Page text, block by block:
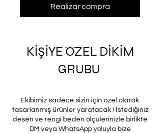
Realizar compra
KİŞİYE ÖZEL DİKİM
GRUBU
Ekibimiz sadece sizin için özel olarak
tasarlanmış ürünler yaratacak ! İstediğiniz
desen ve rengi beden ölçülerinizle birlikte
DM veya WhatsApp yoluyla bize